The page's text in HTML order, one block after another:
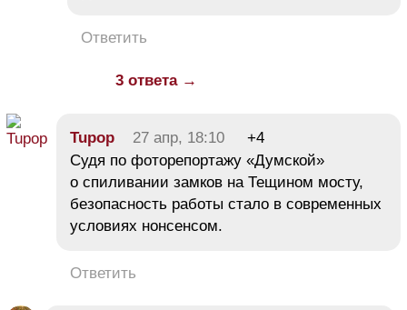
Ответить
3 ответа →
Tupop 27 апр, 18:10
+4
Судя по фоторепортажу «Думской»
о спиливании замков на Тещином мосту,
безопасность работы стало в современных
условиях нонсенсом.
Ответить